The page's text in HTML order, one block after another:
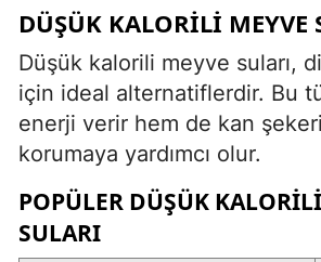
DÜŞÜK KALORILI MEYVE
Düşük kalorili meyve suları,
için ideal alternatiflerdir. Bu
enerji verir hem de kan
korumaya yardımcı olur.
POPÜLER DÜŞÜK
SULARI